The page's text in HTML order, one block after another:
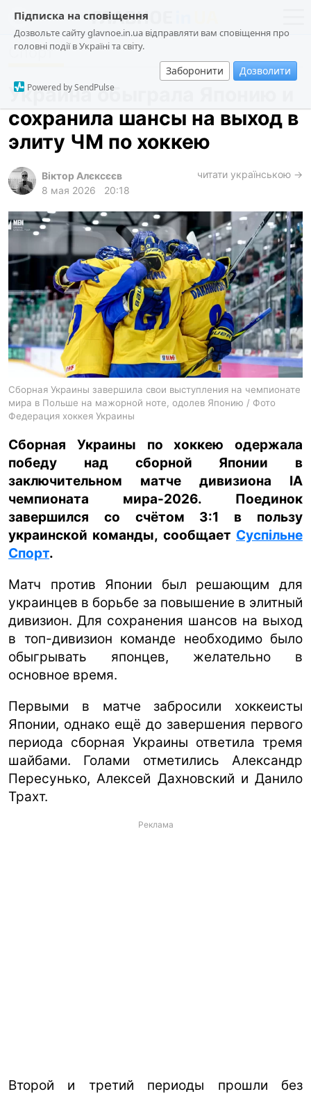
Підписка на сповіщення
Дозвольте сайту glavnoe.in.ua відправляти вам сповіщення про
головні події в Україні та світу.
Заборонити Дозволити
Powered by SendPulse
новости
о проекте
общество
происшествия
криминал
лонгриды
харьков
архив
gambling
ua ru en
Спорт
Украина обыграла Японию и
сохранила шансы на выход в
элиту ЧМ по хоккею
Віктор Алєксєєв
8 мая 2026
20:18
читати українською →
Сборная Украины завершила свои выступления на чемпионате
мира в Польше на мажорной ноте, одолев Японию / Фото
Федерация хоккея Украины
Сборная Украины по хоккею одержала
победу над сборной Японии в
заключительном матче дивизиона IA
чемпионата мира-2026. Поединок
завершился со счётом 3:1 в пользу
украинской команды, сообщает Суспільне
Спорт.
Матч против Японии был решающим для
украинцев в борьбе за повышение в элитный
дивизион. Для сохранения шансов на выход
в топ-дивизион команде необходимо было
обыгрывать японцев, желательно в
основное время.
Первыми в матче забросили хоккеисты
Японии, однако ещё до завершения первого
периода сборная Украины ответила тремя
шайбами. Голами отметились Александр
Пересунько, Алексей Дахновский и Данило
Трахт.
Реклама
Второй и третий периоды прошли без